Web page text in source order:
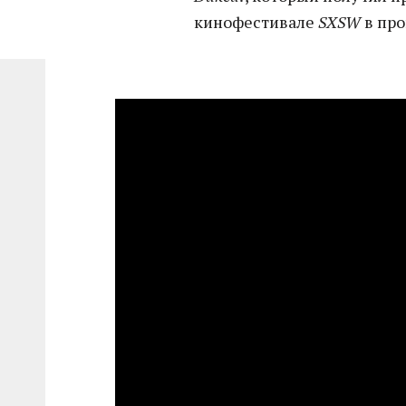
кинофестивалеSXSWв